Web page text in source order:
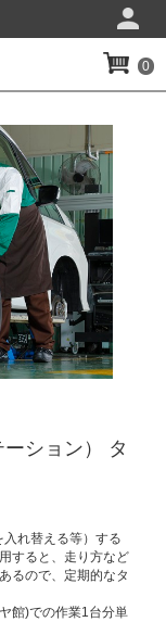
0
ション） タ
れ替える等）する
すると、走り方など
るので、定期的なタ
館)での作業1台分単